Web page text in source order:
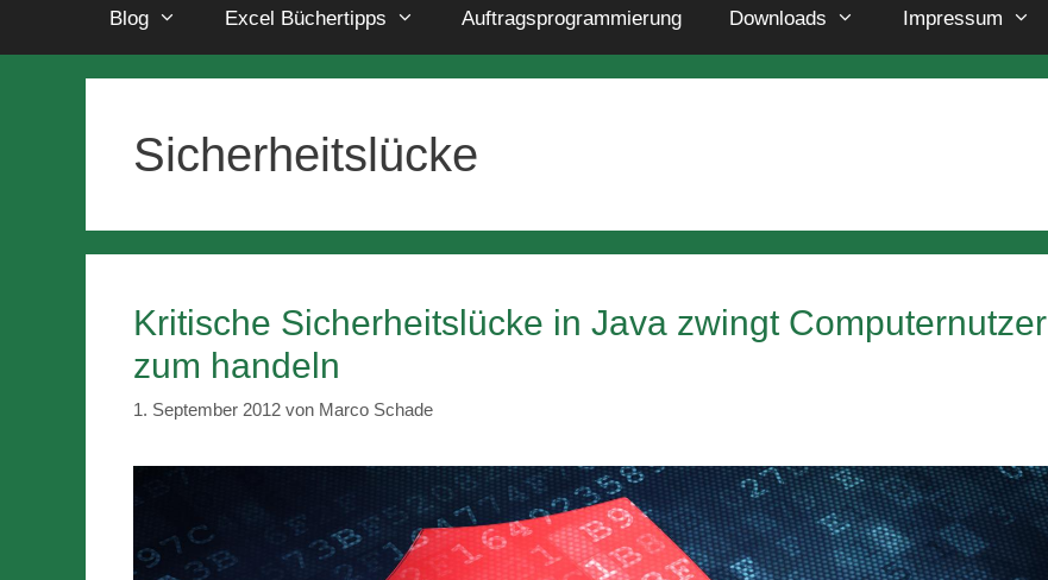
Blog Excel Büchertipps Auftragsprogrammierung Downloads Impressum
Sicherheitslücke
Kritische Sicherheitslücke in Java zwingt Computernutzer
zum handeln
1. September 2012 von Marco Schade